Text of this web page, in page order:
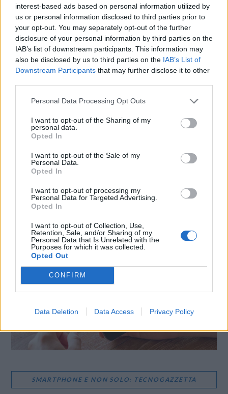
interest-based ads based on personal information utilized by
us or personal information disclosed to third parties prior to
your opt-out. You may separately opt-out of the further
disclosure of your personal information by third parties on the
IAB’s list of downstream participants. This information may
also be disclosed by us to third parties on the IAB’s List of
Downstream Participants that may further disclose it to other
Personal Data Processing Opt Outs
I want to opt-out of the Sharing of my
personal data.
Opted In
I want to opt-out of the Sale of my
Personal Data.
Opted In
I want to opt-out of processing my
Personal Data for Targeted Advertising.
Opted In
I want to opt-out of Collection, Use,
Retention, Sale, and/or Sharing of my
Personal Data that Is Unrelated with the
Purposes for which it was collected.
Opted Out
CONFIRM
Data Deletion Data Access Privacy Policy
Vedi anche Come bloccare servizi e pagine a sovrapprezzo
con 3 Italia
X
WhatsApp Stampa
SMARTPHONE E NON SOLO: TECNOGAZZETTA